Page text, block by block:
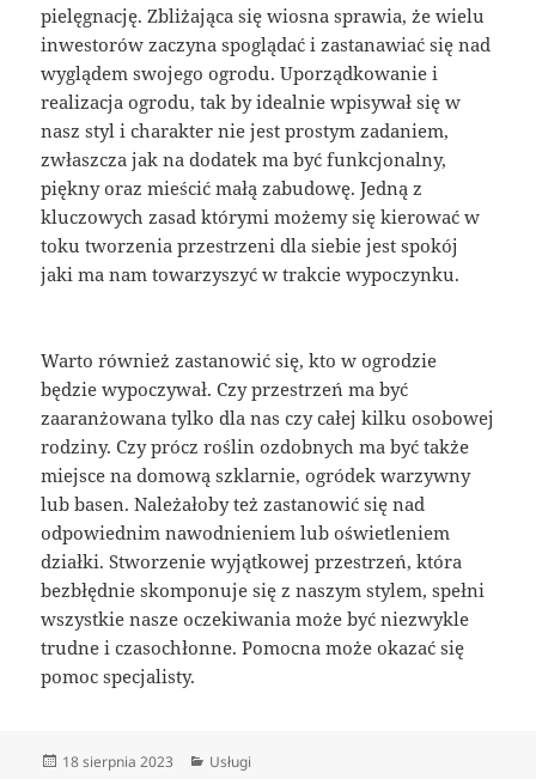
pielęgnację. Zbliżająca się wiosna sprawia, że wielu
inwestorów zaczyna spoglądać i zastanawiać się nad
wyglądem swojego ogrodu. Uporządkowanie i
realizacja ogrodu, tak by idealnie wpisywał się w
nasz styl i charakter nie jest prostym zadaniem,
zwłaszcza jak na dodatek ma być funkcjonalny,
piękny oraz mieścić małą zabudowę. Jedną z
kluczowych zasad którymi możemy się kierować w
toku tworzenia przestrzeni dla siebie jest spokój
jaki ma nam towarzyszyć w trakcie wypoczynku.
Warto również zastanowić się, kto w ogrodzie
będzie wypoczywał. Czy przestrzeń ma być
zaaranżowana tylko dla nas czy całej kilku osobowej
rodziny. Czy prócz roślin ozdobnych ma być także
miejsce na domową szklarnie, ogródek warzywny
lub basen. Należałoby też zastanowić się nad
odpowiednim nawodnieniem lub oświetleniem
działki. Stworzenie wyjątkowej przestrzeń, która
bezbłędnie skomponuje się z naszym stylem, spełni
wszystkie nasze oczekiwania może być niezwykle
trudne i czasochłonne. Pomocna może okazać się
pomoc specjalisty.
Data
18 sierpnia 2023 Kategorie
Usługi